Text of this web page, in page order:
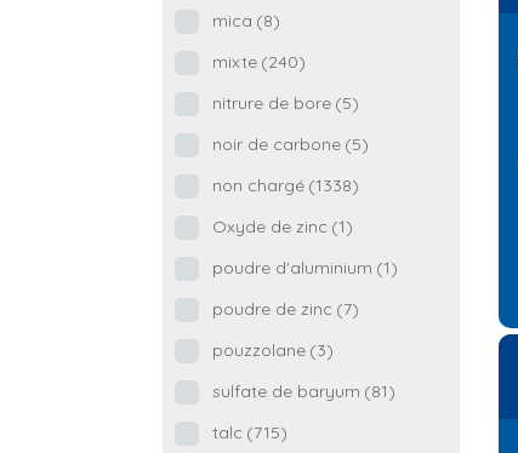
mica (8)
mixte (240)
nitrure de bore (5)
noir de carbone (5)
non chargé (1338)
Oxyde de zinc (1)
poudre d'aluminium (1)
poudre de zinc (7)
pouzzolane (3)
sulfate de baryum (81)
talc (715)